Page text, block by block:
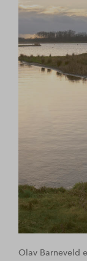
Olav Barneveld